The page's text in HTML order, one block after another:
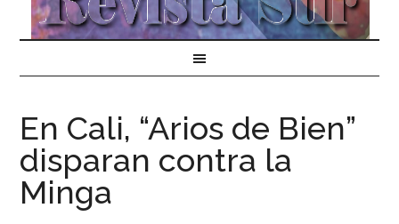
En Cali, “Arios de Bien”
disparan contra la
Minga